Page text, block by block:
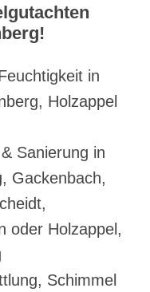
in
Holzappel
Sanierung in
Gackenbach,
oder Holzappel,
Schimmel